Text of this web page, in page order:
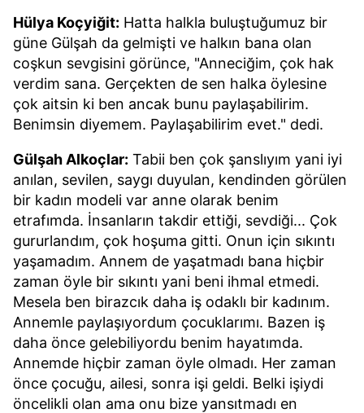
Hülya Koçyiğit: Hatta halkla buluştuğumuz bir
güne Gülşah da gelmişti ve halkın bana olan
coşkun sevgisini görünce, "Anneciğim, çok hak
verdim sana. Gerçekten de sen halka öylesine
çok aitsin ki ben ancak bunu paylaşabilirim.
Benimsin diyemem. Paylaşabilirim evet." dedi.
Gülşah Alkoçlar: Tabii ben çok şanslıyım yani iyi
anılan, sevilen, saygı duyulan, kendinden görülen
bir kadın modeli var anne olarak benim
etrafımda. İnsanların takdir ettiği, sevdiği... Çok
gururlandım, çok hoşuma gitti. Onun için sıkıntı
yaşamadım. Annem de yaşatmadı bana hiçbir
zaman öyle bir sıkıntı yani beni ihmal etmedi.
Mesela ben birazcık daha iş odaklı bir kadınım.
Annemle paylaşıyordum çocuklarımı. Bazen iş
daha önce gelebiliyordu benim hayatımda.
Annemde hiçbir zaman öyle olmadı. Her zaman
önce çocuğu, ailesi, sonra işi geldi. Belki işiydi
öncelikli olan ama onu bize yansıtmadı en